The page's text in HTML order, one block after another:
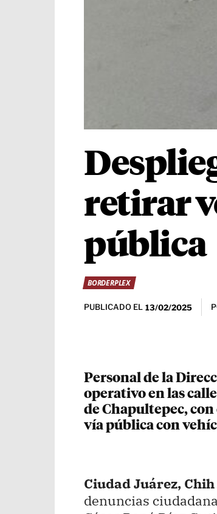
retirar
pública
BORDERPLEX
PUBLICADO EL 13/02/2025
Personal de la
operativo en las
de Chapultepec,
vía pública con
Ciudad Juárez, Chih
denuncias